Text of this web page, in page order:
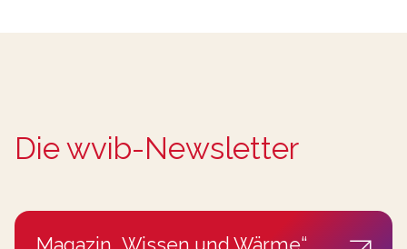
Die wvib-Newsletter